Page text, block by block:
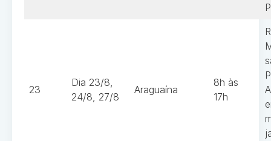
23
Dia 23/8,
24/8, 27/8
Araguaína
8h às
17h